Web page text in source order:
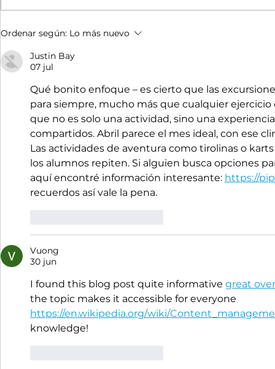
🌙 ADVENTRIX DE NOCHE:
LO QUE DESCUBREN LOS
GRUPOS QUE DUERMEN
AQUÍ
Ordenar según: Lo más nuevo
Justin Bay
07 jul
Qué bonito enfoque – es cierto que las
para siempre, mucho más que cualquier
que no es solo una actividad, sino una
compartidos. Abril parece el mes ideal, con ese
Las actividades de aventura como tirolinas o
los alumnos repiten. Si alguien busca opciones
aquí encontré información interesante: https://
recuerdos así vale la pena.
Vuong
30 jun
I found this blog post quite informative great
the topic makes it accessible for everyone
https://en.wikipedia.org/wiki/
knowledge!